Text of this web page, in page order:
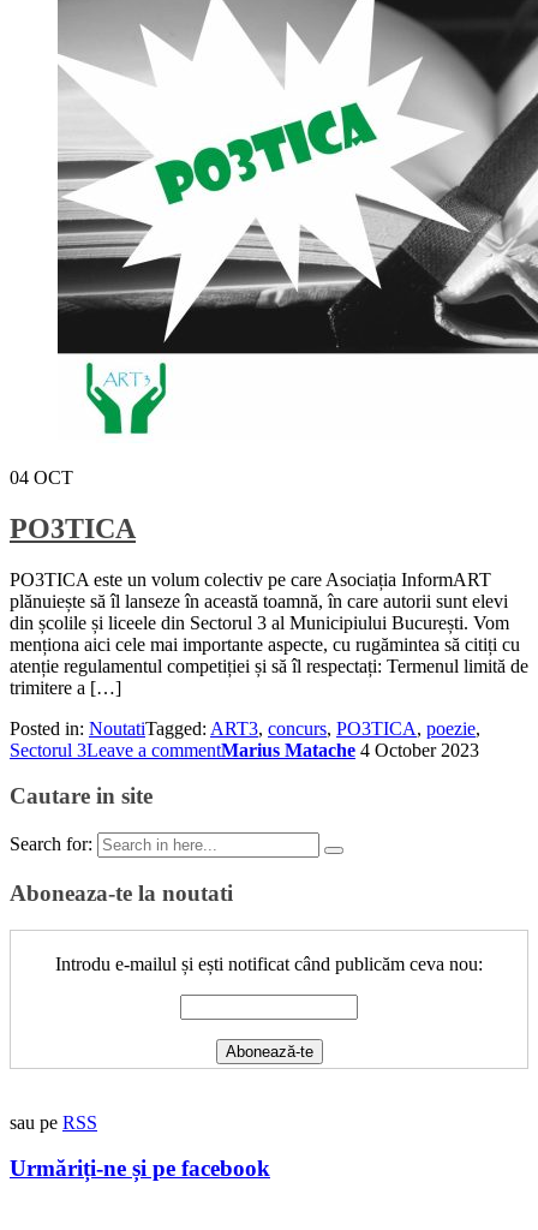
04 OCT
PO3TICA
PO3TICA este un volum colectiv pe care Asociația InformART
plănuiește să îl lanseze în această toamnă, în care autorii sunt elevi
din școlile și liceele din Sectorul 3 al Municipiului București. Vom
menționa aici cele mai importante aspecte, cu rugămintea să citiți cu
atenție regulamentul competiției și să îl respectați: Termenul limită de
trimitere a […]
Posted in: NoutatiTagged: ART3, concurs, PO3TICA, poezie,
Sectorul 3Leave a commentMarius Matache 4 October 2023
Cautare in site
Search for:
Aboneaza-te la noutati
Introdu e-mailul și ești notificat când publicăm ceva nou:
sau pe RSS
Urmăriți-ne și pe facebook